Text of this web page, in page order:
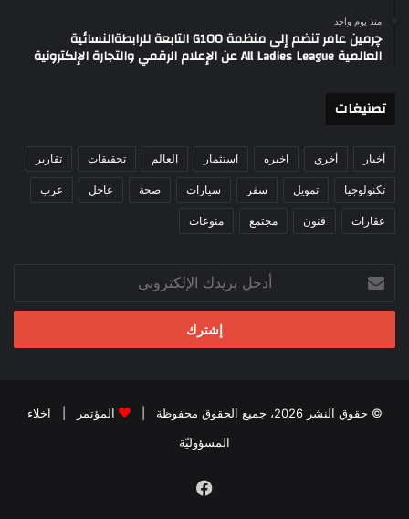
منذ يوم واحد
چرمين عامر تنضم إلى منظمة G100 التابعة للرابطةالنسائية
العالمية All Ladies League عن الإعلام الرقمي والتجارة الإلكترونية
تصنيغات
أخبار أخري اخيره استثمار العالم تحقيقات تقارير
تكنولوجيا تمويل سفر سيارات صحة عاجل عرب
عقارات فنون مجتمع منوعات
بريدك
الإلكتروني
© حقوق النشر 2026، جميع الحقوق محفوظة | المؤتمر
اخلاء
المسؤوليّة
فيسبوك